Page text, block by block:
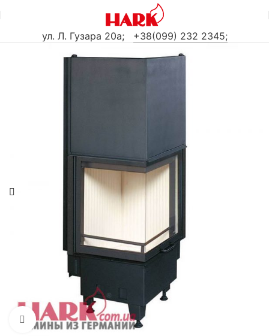
ул. Л. Гузара 20а; +38(099) 232 2345;
Нажмите, чтобы увеличить